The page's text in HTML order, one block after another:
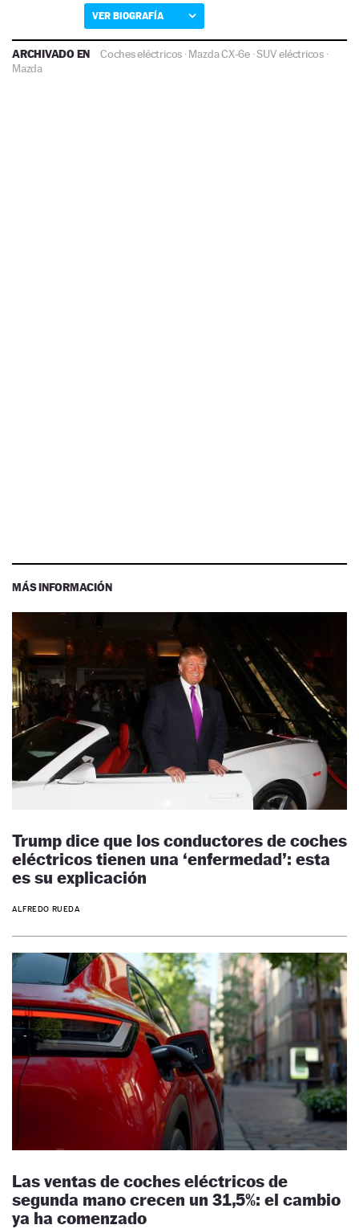
VER BIOGRAFÍA
ARCHIVADO EN Coches eléctricos ·Mazda CX-6e·SUV eléctricos ·
Mazda
MÁS INFORMACIÓN
Trump dice que los conductores de coches
eléctricos tienen una ‘enfermedad’: esta
es su explicación
ALFREDO RUEDA
Las ventas de coches eléctricos de
segunda mano crecen un 31,5%: el cambio
ya ha comenzado